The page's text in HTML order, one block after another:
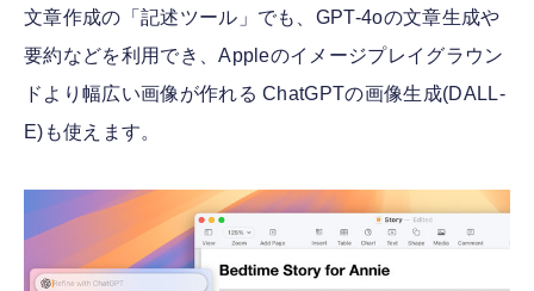
文章作成の「記述ツール」でも、GPT-4oの文章生成や
要約などを利用でき、Appleのイメージプレイグラウン
ドより幅広い画像が作れる ChatGPTの画像生成(DALL-
E)も使えます。